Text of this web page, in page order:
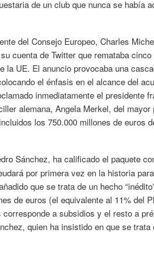
de un club que nunca se había
del Consejo Europeo, Charles
cuenta de Twitter que remataba
la UE. El anuncio provocaba una
el énfasis en el alcance del
inmediatamente el presidente
alemana, Angela Merkel, del
los 750.000 millones de euros
Sánchez, ha calificado el paquete
por primera vez en la historia
que se trata de un hecho
de euros (el equivalente al 11% del
a subsidios y el resto a
quien ha insistido en que se trata